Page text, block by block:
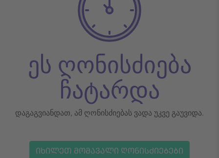
ეს ღონისძიება
ჩატარდა
დაგაგვიანდათ, ამ ღონისძიებას ვადა უკვე გაუვიდა.
ᲘᲮᲘᲚᲔᲗ ᲛᲝᲛᲐᲕᲐᲚᲘ ᲦᲝᲜᲘᲡᲫᲘᲔᲑᲔᲑᲘ